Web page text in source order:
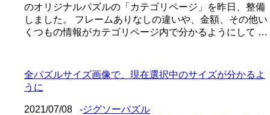
のオリジナルパズルの「カテゴリページ」を昨日、整備
しました。 フレームありなしの違いや、金額、その他い
くつもの情報がカテゴリページ内で分かるようにして …
全パズルサイズ画像で、現在選択中のサイズが分かるよ
うに
2021/07/08 -ジグソーパズル